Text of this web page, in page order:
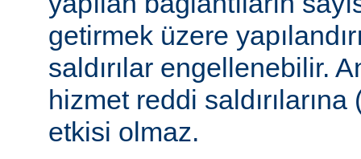
getirmek üzere
saldırılar engellenebilir.
hizmet reddi
etkisi olmaz.